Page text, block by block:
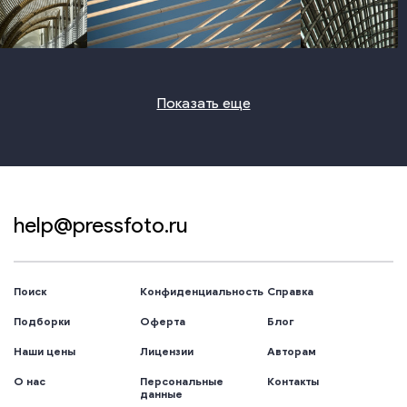
photo photo photo
Показать еще
help@pressfoto.ru
Поиск
Подборки
Наши цены
О нас
Конфиденциальность
Оферта
Лицензии
Персональные
данные
Справка
Блог
Авторам
Контакты